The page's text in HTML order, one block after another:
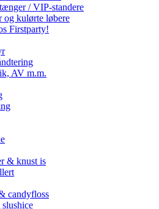
/ VIP-standere
og kulørte løbere
Firstparty!
AV m.m.
& knust is
candyfloss